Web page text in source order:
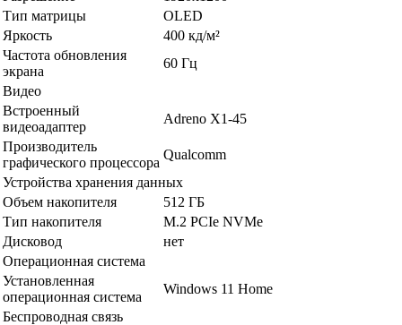
Тип матрицы
OLED
Яркость
400 кд/м²
Частота обновления
экрана
60 Гц
Видео
Встроенный
видеоадаптер
Adreno X1-45
Производитель
графического процессора
Qualcomm
Устройства хранения данных
Объем накопителя
512 ГБ
Тип накопителя
M.2 PCIe NVMe
Дисковод
нет
Операционная система
Установленная
операционная система
Windows 11 Home
Беспроводная связь